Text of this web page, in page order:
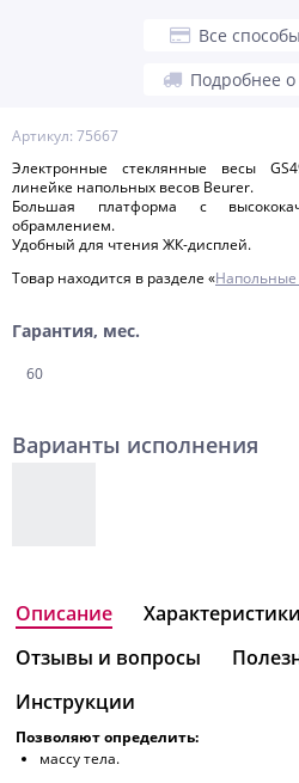
Артикул: 75667
Электронные стеклянные весы
линейке напольных весов Beurer.
Большая платформа с
обрамлением.
Удобный для чтения ЖК-дисплей.
Товар находится в разделе «
Гарантия, мес.
60
Варианты исполнения
Все
Подробнее о
Описание
Характеристики
Отзывы и вопросы
Инструкции
Позволяют определить:
массу тела.